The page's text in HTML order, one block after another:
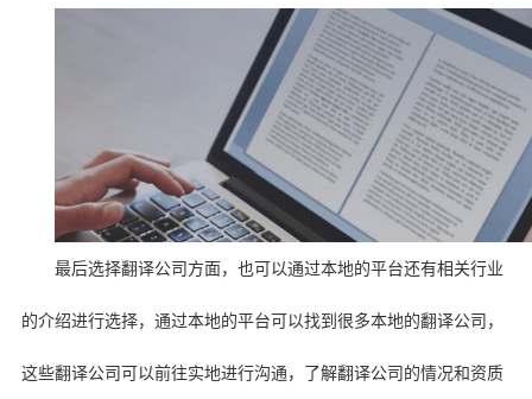
最后选择翻译公司方面，也可以通过本地的平台还有相关行业
的介绍进行选择，通过本地的平台可以找到很多本地的翻译公司，
这些翻译公司可以前往实地进行沟通，了解翻译公司的情况和资质